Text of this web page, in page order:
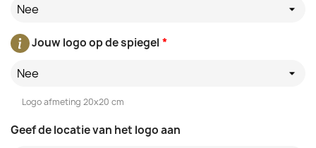
Nee
*
Jouw logo op de spiegel
Nee
Logo afmeting 20x20 cm
Geef de locatie van het logo aan